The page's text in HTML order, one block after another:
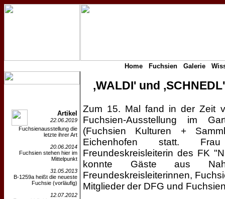
Home Fuchsien Galerie
Artikel
22.06.2019
Fuchsienausstellung die
letzte ihrer Art
20.06.2014
Fuchsien stehen hier im
Mittelpunkt
31.05.2013
B-1259a heißt die neueste
Fuchsie (vorläufig)
12.07.2012
‚WALDI' und
Zum 15. Mal fand in der Zeit
Fuchsien-Ausstellung im
(Fuchsien Kulturen +
Eichenhofen statt.
Freundeskreisleiterin des FK
konnte Gäste aus
Freundeskreisleiterinnen,
Mitglieder der DFG und